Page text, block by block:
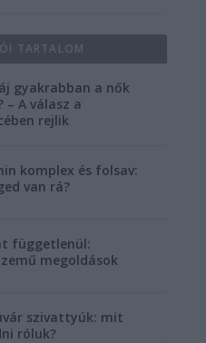
TARTALOM
gyakrabban a nők
– A válasz a
rejlik
komplex és folsav:
van rá?
függetlenül:
megoldások
szivattyúk: mit
róluk?